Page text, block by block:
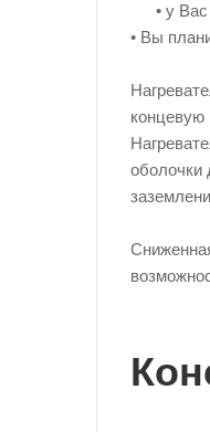
• у
• Вы
концевую
оболочки